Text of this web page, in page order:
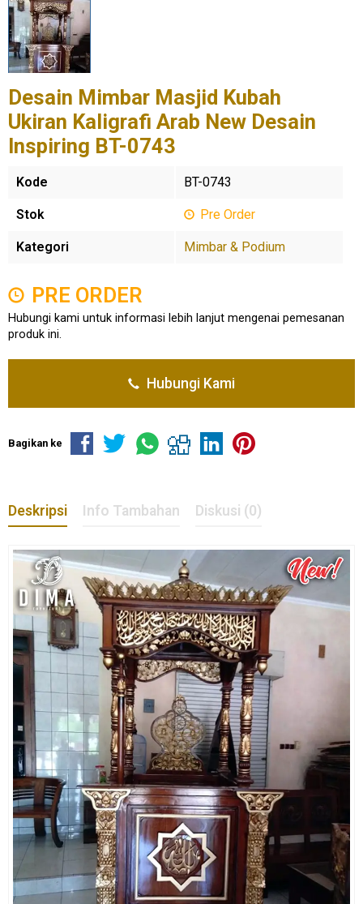
Desain Mimbar Masjid Kubah
Ukiran Kaligrafi Arab New Desain
Inspiring BT-0743
Kode BT-0743
Stok Pre Order
Kategori Mimbar & Podium
PRE ORDER
Hubungi kami untuk informasi lebih lanjut mengenai pemesanan
produk ini.
Hubungi Kami
Bagikan ke
Deskripsi Info Tambahan Diskusi (0)